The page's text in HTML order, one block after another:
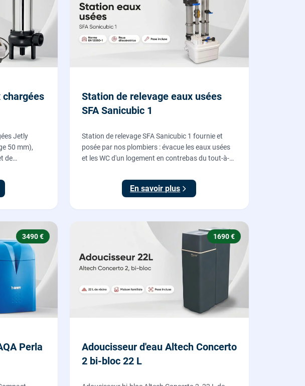
chargées
Jetly
50 mm),
de
par nos
Station de relevage eaux usées
SFA Sanicubic 1
Station de relevage SFA Sanicubic 1 fournie et
posée par nos plombiers : évacue les eaux usées
et les WC d'un logement en contrebas du tout-à-
garantie 2 ans.
En savoir plus
3490 €
Perla
1690 €
Adoucisseur d'eau Altech Concerto
2 bi-bloc 22 L